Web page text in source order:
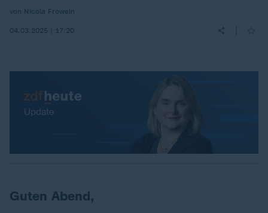
von Nicola Frowein
04.03.2025 | 17:20
Guten Abend,